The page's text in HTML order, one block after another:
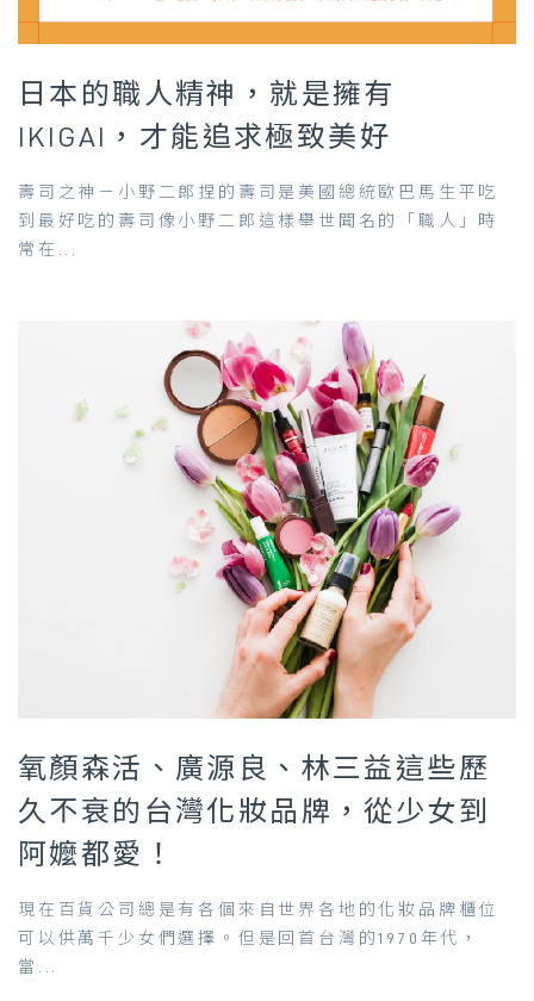
日本的職人精神，就是擁有
IKIGAI，才能追求極致美好
壽司之神－小野二郎捏的壽司是美國總統歐巴馬生平吃
到最好吃的壽司像小野二郎這樣舉世聞名的「職人」時
常在...
氧顏森活、廣源良、林三益這些歷
久不衰的台灣化妝品牌，從少女到
阿嬤都愛！
現在百貨公司總是有各個來自世界各地的化妝品牌櫃位
可以供萬千少女們選擇。但是回首台灣的1970年代，
當...